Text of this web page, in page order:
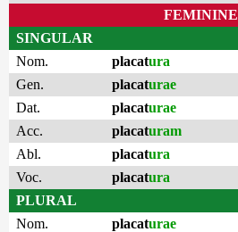
FEMININE
SINGULAR
Nom.
placatura
Gen.
placaturae
Dat.
placaturae
Acc.
placaturam
Abl.
placatura
Voc.
placatura
PLURAL
Nom.
placaturae